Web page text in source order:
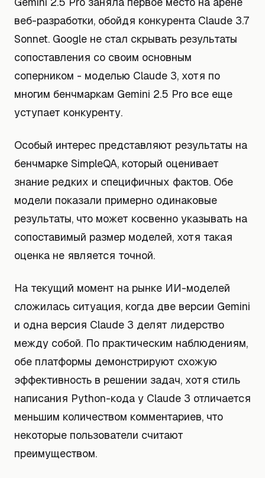
веб-разработки, обойдя конкурента Claude 3.7
Sonnet. Google не стал скрывать результаты
сопоставления со своим основным
соперником - моделью Claude 3, хотя по
многим бенчмаркам Gemini 2.5 Pro все еще
уступает конкуренту.
Особый интерес представляют результаты на
бенчмарке SimpleQA, который оценивает
знание редких и специфичных фактов. Обе
модели показали примерно одинаковые
результаты, что может косвенно указывать на
сопоставимый размер моделей, хотя такая
оценка не является точной.
На текущий момент на рынке ИИ-моделей
сложилась ситуация, когда две версии Gemini
и одна версия Claude 3 делят лидерство
между собой. По практическим наблюдениям,
обе платформы демонстрируют схожую
эффективность в решении задач, хотя стиль
написания Python-кода у Claude 3 отличается
меньшим количеством комментариев, что
некоторые пользователи считают
преимуществом.